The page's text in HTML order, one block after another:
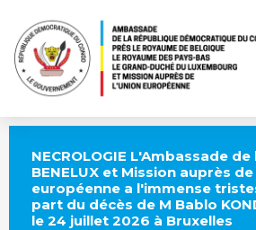
NECROLOGIE L'Ambassade de
BENELUX et Mission auprès
européenne a l'immense
part du décès de M Bablo
le 24 juillet 2026 à Bruxelles